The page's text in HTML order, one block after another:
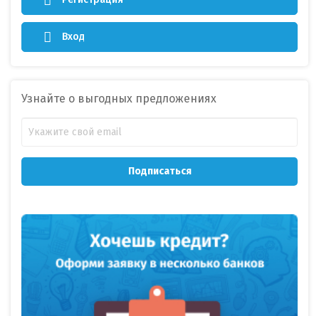
Вход
Узнайте о выгодных предложениях
Подписаться